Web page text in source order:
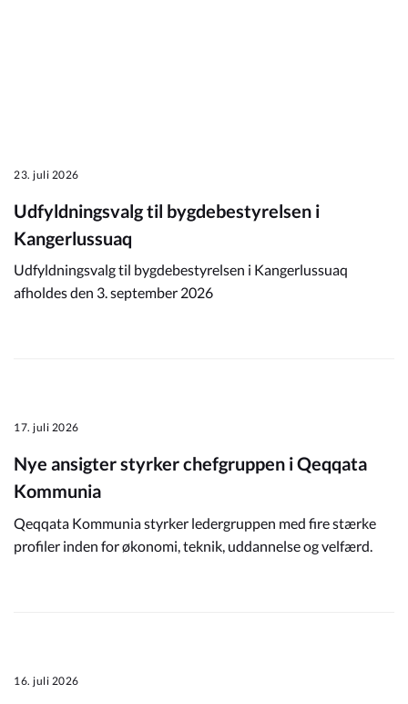
23. juli 2026
Udfyldningsvalg til bygdebestyrelsen i
Kangerlussuaq
Udfyldningsvalg til bygdebestyrelsen i Kangerlussuaq
afholdes den 3. september 2026
17. juli 2026
Nye ansigter styrker chefgruppen i Qeqqata
Kommunia
Qeqqata Kommunia styrker ledergruppen med fire stærke
profiler inden for økonomi, teknik, uddannelse og velfærd.
16. juli 2026